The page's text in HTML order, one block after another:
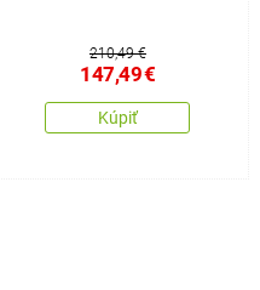
210,49 €
147,49€
Kúpiť